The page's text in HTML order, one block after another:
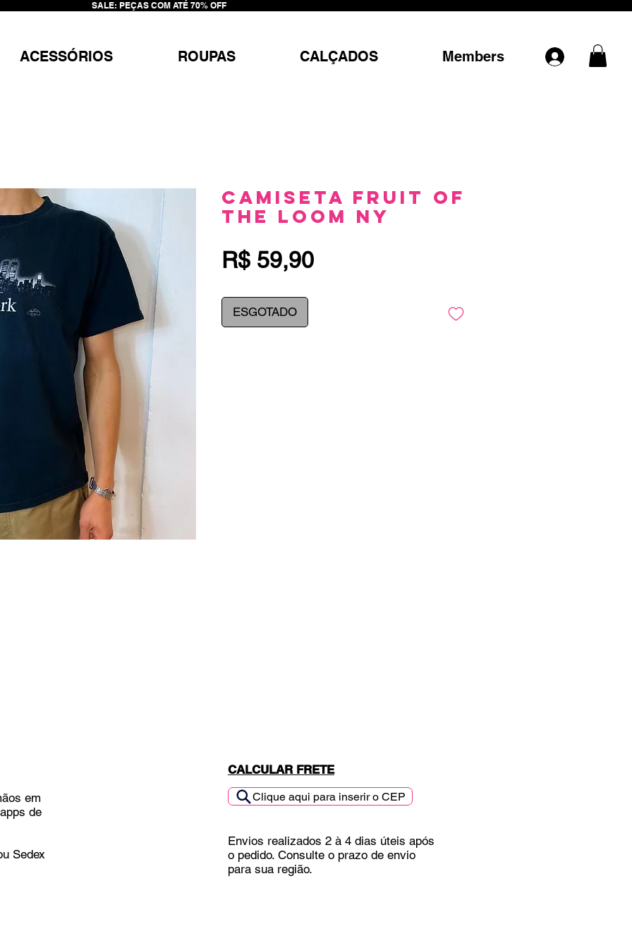
SALE: PEÇAS COM ATÉ 70% OFF
ACESSÓRIOS ROUPAS CALÇADOS Members
Camiseta Fruit Of
the Loom NY
R$ 59,90Preço
ESGOTADO
em
de
Sedex
CALCULAR FRETE
Clique aqui para inserir o CEP
Envios realizados 2 à 4 dias úteis após
o pedido. Consulte o prazo de envio
para sua região.